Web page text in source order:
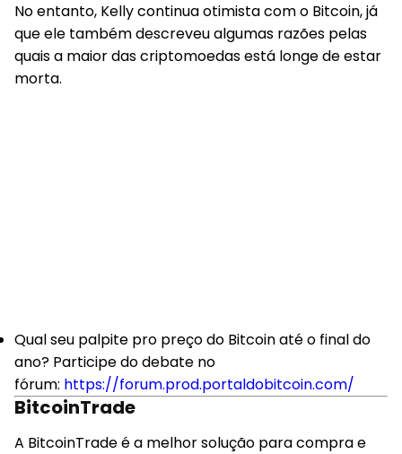
No entanto, Kelly continua otimista com o Bitcoin, já
que ele também descreveu algumas razões pelas
quais a maior das criptomoedas está longe de estar
morta.
Qual seu palpite pro preço do Bitcoin até o final do
ano? Participe do debate no
fórum: https://forum.prod.portaldobitcoin.com/
BitcoinTrade
A BitcoinTrade é a melhor solução para compra e